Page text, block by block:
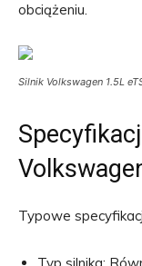
obciążeniu.
Silnik Volkswagen 1.5L
Typowe